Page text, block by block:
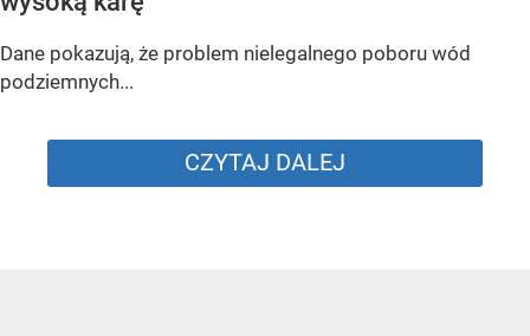
Dane pokazują, że problem nielegalnego poboru wód
podziemnych...
CZYTAJ DALEJ